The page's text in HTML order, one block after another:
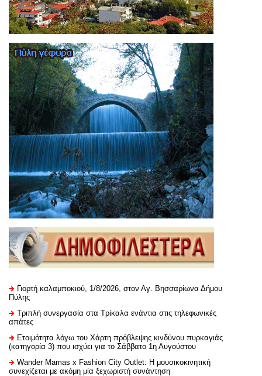
Γιορτή καλαμποκιού, 1/8/2026, στον Αγ. Βησσαρίωνα Δήμου
Πύλης
Τριπλή συνεργασία στα Τρίκαλα ενάντια στις τηλεφωνικές
απάτες
Ετοιμότητα λόγω του Χάρτη πρόβλεψης κινδύνου πυρκαγιάς
(κατηγορία 3) που ισχύει για το Σάββατο 1η Αυγούστου
Wander Mamas x Fashion City Outlet: Η μουσικοκινητική
συνεχίζεται με ακόμη μία ξεχωριστή συνάντηση